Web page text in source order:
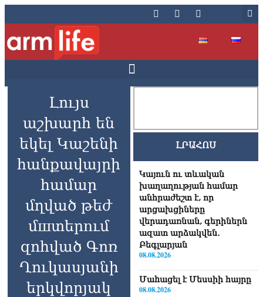
Լույս
աշխարհ են
եկել Կաշենի
հանքավայրի
համար
մղված թեժ
մшտերnւմ
զոհված Գոռ
Ղուկասյանի
երկվորյակ
ԼՐԱՀՈՍ
Կայուն ու տևական
խաղաղության համար
անհրաժեշտ է, որ
արցախցիները
վերադառնան, գերիներն
ազատ արձակվեն․
Բեգլարյան
08.08.2026
Մաhացել է Մեսսիի հայրը
08.08.2026